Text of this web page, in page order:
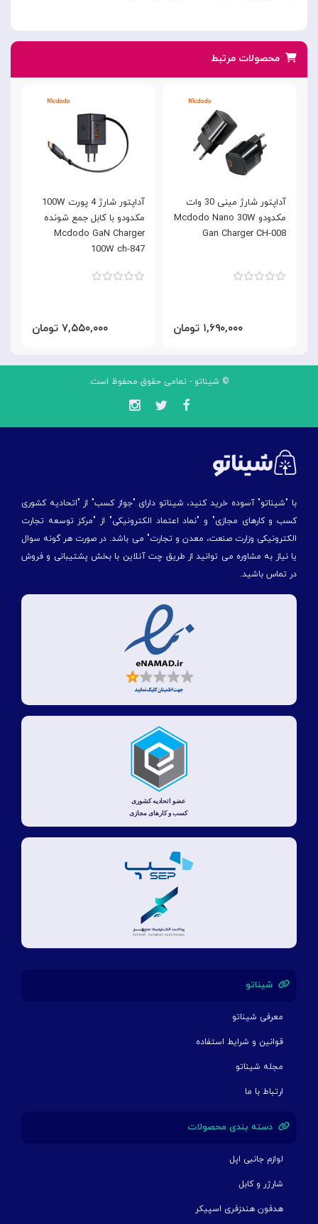
محصولات مرتبط
آداپتور شارژ 4 پورت 100W
مکدودو با کابل جمع شونده
Mcdodo GaN Charger
100W ch-847
۷,۵۵۰,۰۰۰ تومان
آداپتور شارژ مینی 30 وات
مکدودو Mcdodo Nano 30W
Gan Charger CH-008
۱,۶۹۰,۰۰۰ تومان
© شیناتو - تمامی حقوق محفوظ است.
با "شیناتو" آسوده خرید کنید، شیناتو دارای "جواز کسب" از "اتحادیه کشوری
کسب و کارهای مجازی" و "نماد اعتماد الکترونیکی" از "مركز توسعه تجارت
الكترونیكی وزارت صنعت، معدن و تجارت" می باشد. در صورت هر گونه سوال
یا نیاز به مشاوره می توانید از طریق چت آنلاین با بخش پشتیبانی و فروش
در تماس باشید.
شیناتو
معرفی شیناتو
قوانین و شرایط استفاده
مجله شیناتو
ارتباط با ما
دسته بندی محصولات
لوازم جانبی اپل
شارژر و کابل
هدفون هندزفری اسپیکر